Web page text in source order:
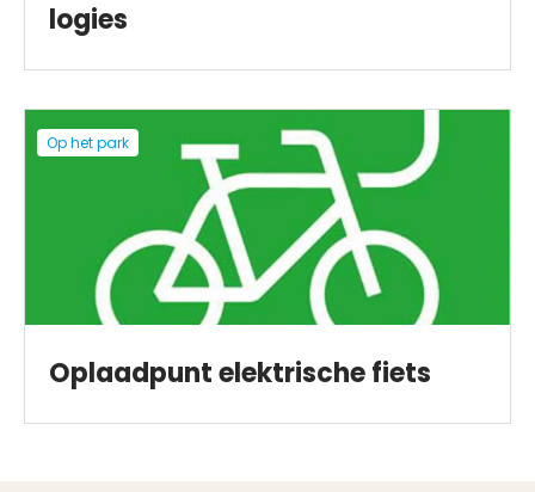
logies
Op het park
Oplaadpunt elektrische fiets